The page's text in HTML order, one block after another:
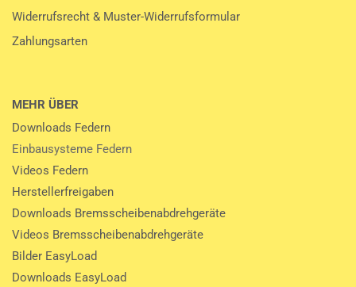
Widerrufsrecht & Muster-Widerrufsformular
Zahlungsarten
MEHR ÜBER
Downloads Federn
Einbausysteme Federn
Videos Federn
Herstellerfreigaben
Downloads Bremsscheibenabdrehgeräte
Videos Bremsscheibenabdrehgeräte
Bilder EasyLoad
Downloads EasyLoad